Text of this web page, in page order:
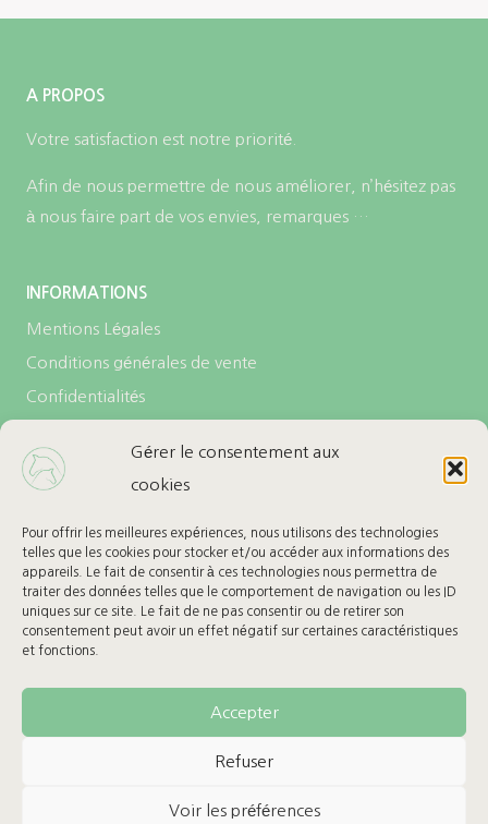
Gérer le consentement aux
cookies
Pour offrir les meilleures expériences, nous utilisons des technologies
telles que les cookies pour stocker et/ou accéder aux informations des
appareils. Le fait de consentir à ces technologies nous permettra de
traiter des données telles que le comportement de navigation ou les ID
uniques sur ce site. Le fait de ne pas consentir ou de retirer son
consentement peut avoir un effet négatif sur certaines caractéristiques
et fonctions.
Accepter
Refuser
Voir les préférences
A PROPOS
Votre satisfaction est notre priorité.
Afin de nous permettre de nous améliorer, n’hésitez pas
à nous faire part de vos envies, remarques …
INFORMATIONS
Mentions Légales
Conditions générales de vente
Confidentialités
LES + DE L’ECURIE
Carte cadeau
Ma Wishlist
BESOIN D’AIDE